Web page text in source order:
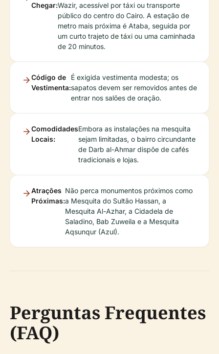
Chegar:Wazir, acessível por táxi ou transporte
público do centro do Cairo. A estação de
metro mais próxima é Ataba, seguida por
um curto trajeto de táxi ou uma caminhada
de 20 minutos.
Código de
Vestimenta:
É exigida vestimenta modesta; os
sapatos devem ser removidos antes de
entrar nos salões de oração.
Comodidades
Locais:
Embora as instalações na mesquita
sejam limitadas, o bairro circundante
de Darb al-Ahmar dispõe de cafés
tradicionais e lojas.
Atrações
Próximas:
Não perca monumentos próximos como
a Mesquita do Sultão Hassan, a
Mesquita Al-Azhar, a Cidadela de
Saladino, Bab Zuweila e a Mesquita
Aqsunqur (Azul).
Perguntas Frequentes
(FAQ)